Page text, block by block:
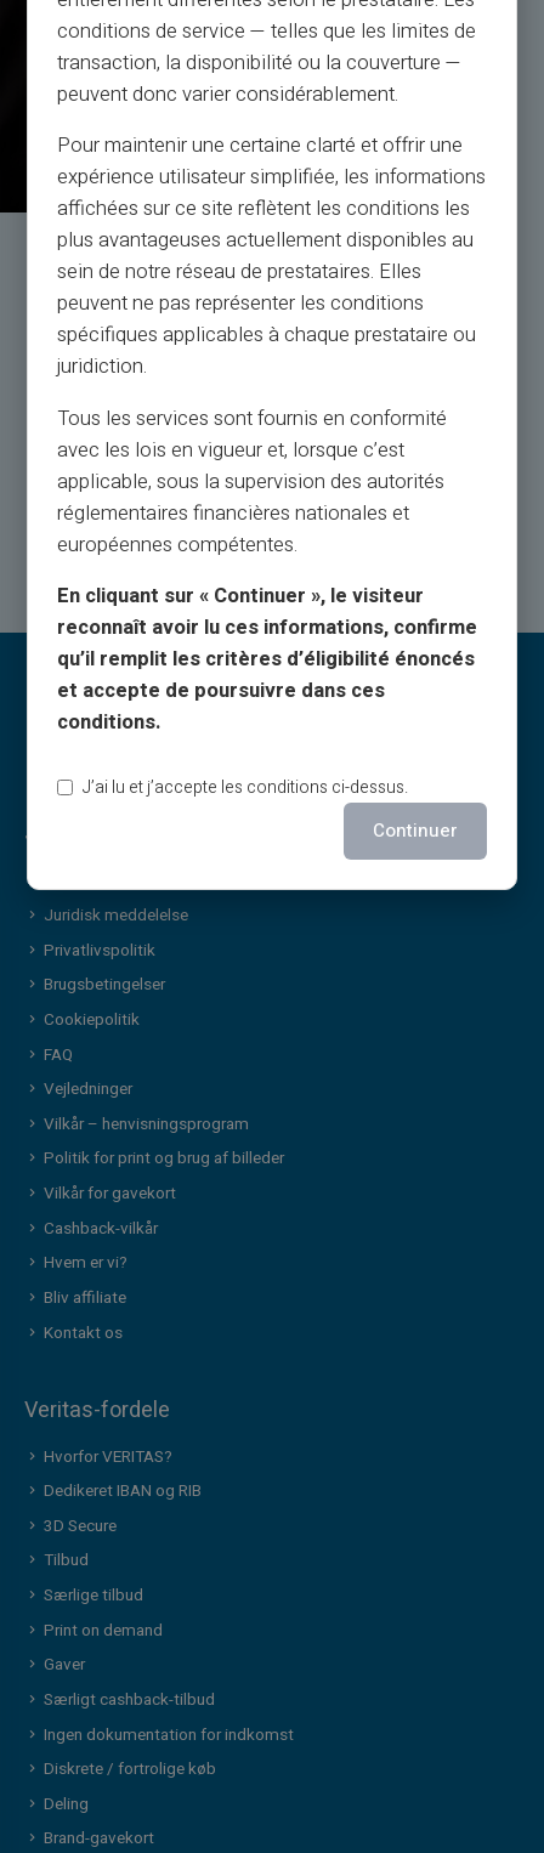
Service og support af
rigtige mennesker, ikke bots
Kundeservice på engelsk til din tjeneste med billet
telefon fra mandag til lørdag fra 9h til 18.30
Kontakt os
Juridiske oplysninger & vilkår
Juridisk meddelelse
Privatlivspolitik
Brugsbetingelser
Cookiepolitik
FAQ
Vejledninger
Vilkår – henvisningsprogram
Politik for print og brug af billeder
Vilkår for gavekort
Cashback-vilkår
Hvem er vi?
Bliv affiliate
Kontakt os
Veritas-fordele
Hvorfor VERITAS?
Dedikeret IBAN og RIB
3D Secure
Tilbud
Særlige tilbud
Print on demand
Gaver
Særligt cashback-tilbud
Ingen dokumentation for indkomst
Diskrete / fortrolige køb
Deling
Brand-gavekort
conditions de service — telles que les limites de
transaction, la disponibilité ou la couverture —
peuvent donc varier considérablement.
Pour maintenir une certaine clarté et offrir une
expérience utilisateur simplifiée, les informations
affichées sur ce site reflètent les conditions les
plus avantageuses actuellement disponibles au
sein de notre réseau de prestataires. Elles
peuvent ne pas représenter les conditions
spécifiques applicables à chaque prestataire ou
juridiction.
Tous les services sont fournis en conformité
avec les lois en vigueur et, lorsque c’est
applicable, sous la supervision des autorités
réglementaires financières nationales et
européennes compétentes.
En cliquant sur « Continuer », le visiteur
reconnaît avoir lu ces informations, confirme
qu’il remplit les critères d’éligibilité énoncés
et accepte de poursuivre dans ces
conditions.
J’ai lu et j’accepte les conditions ci-dessus.
Continuer